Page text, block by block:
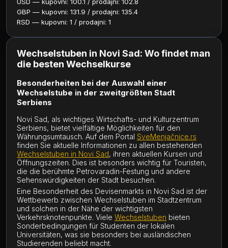
GBP — kupovni: 131.9 / prodajni: 135.4
RSD — kupovni: 1 / prodajni: 1
Wechselstuben in Novi Sad: Wo findet man
die besten Wechselkurse
Besonderheiten bei der Auswahl einer
Wechselstube in der zweitgrößten Stadt
Serbiens
Novi Sad, als wichtiges Wirtschafts- und Kulturzentrum
Serbiens, bietet vielfältige Möglichkeiten für den
Währungsumtausch. Auf dem Portal SveMenjačnice.rs
finden Sie aktuelle Informationen zu allen bestehenden
Wechselstuben in Novi Sad, ihren aktuellen Kursen und
Öffnungszeiten. Dies ist besonders wichtig für Touristen,
die die berühmte Petrovaradin-Festung und andere
Sehenswürdigkeiten der Stadt besuchen.
Eine Besonderheit des Devisenmarkts in Novi Sad ist der
Wettbewerb zwischen Wechselstuben im Stadtzentrum
und solchen in der Nähe der wichtigsten
Verkehrsknotenpunkte. Viele Wechselstuben bieten
Sonderbedingungen für Studenten der lokalen
Universitäten, was sie besonders bei ausländischen
Studierenden beliebt macht.